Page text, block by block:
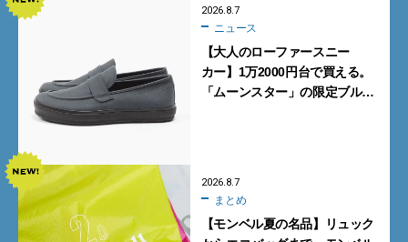
2026.8.7
ニュース
【大人のローファースニー
カー】1万2000円台で買える。
「ムーンスター」の限定ブルー
2026.8.7
まとめ
【モンベル夏の名品】リュック